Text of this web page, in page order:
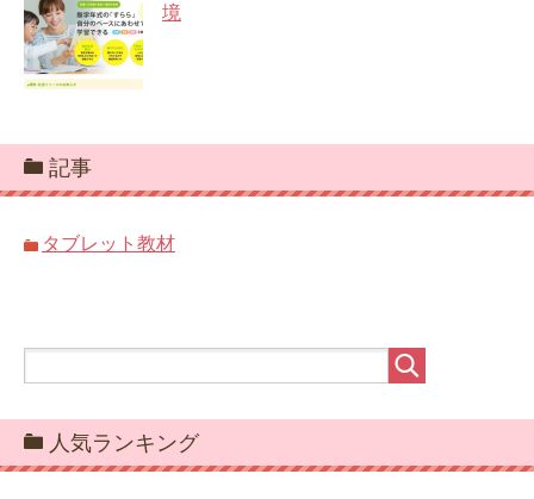
境
記事
タブレット教材
人気ランキング